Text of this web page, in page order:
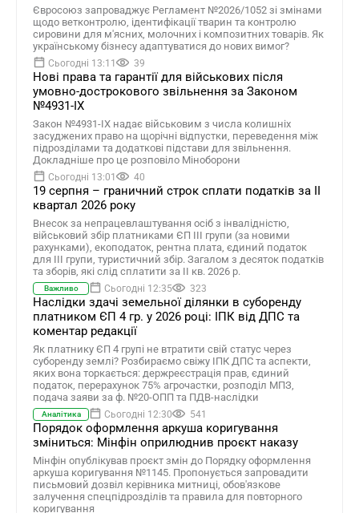
Євросоюз запроваджує Регламент №2026/1052 зі змінами
щодо ветконтролю, ідентифікації тварин та контролю
сировини для м'ясних, молочних і композитних товарів. Як
українському бізнесу адаптуватися до нових вимог?
Сьогодні 13:11 39
Нові права та гарантії для військових після
умовно-дострокового звільнення за Законом
№4931-ІХ
Закон №4931-ІХ надає військовим з числа колишніх
засуджених право на щорічні відпустки, переведення між
підрозділами та додаткові підстави для звільнення.
Докладніше про це розповіло Міноборони
Сьогодні 13:01 40
19 серпня – граничний строк сплати податків за ІI
квартал 2026 року
Внесок за непрацевлаштування осіб з інвалідністю,
військовий збір платниками ЄП ІІІ групи (за новими
рахунками), екоподаток, рентна плата, єдиний податок
для III групи, туристичний збір. Загалом з десяток податків
та зборів, які слід сплатити за ІI кв. 2026 р.
Важливо Сьогодні 12:35 323
Наслідки здачі земельної ділянки в суборенду
платником ЄП 4 гр. у 2026 році: ІПК від ДПС та
коментар редакції
Як платнику ЄП 4 групі не втратити свій статус через
суборенду землі? Розбираємо свіжу ІПК ДПС та аспекти,
яких вона торкається: держреєстрація прав, єдиний
податок, перерахунок 75% агрочастки, розподіл МПЗ,
подача заяви за ф. №20-ОПП та ПДВ-наслідки
Аналітика Сьогодні 12:30 541
Порядок оформлення аркуша коригування
зміниться: Мінфін оприлюднив проєкт наказу
Мінфін опублікував проєкт змін до Порядку оформлення
аркуша коригування №1145. Пропонується запровадити
письмовий дозвіл керівника митниці, обов'язкове
залучення спецпідрозділів та правила для повторного
коригування